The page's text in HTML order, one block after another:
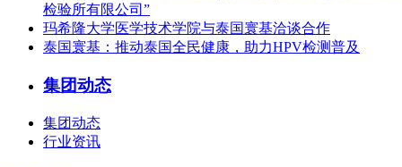
检验所有限公司”
玛希隆大学医学技术学院与泰国寰基洽谈合作
泰国寰基：推动泰国全民健康，助力HPV检测普及
集团动态
集团动态
行业资讯